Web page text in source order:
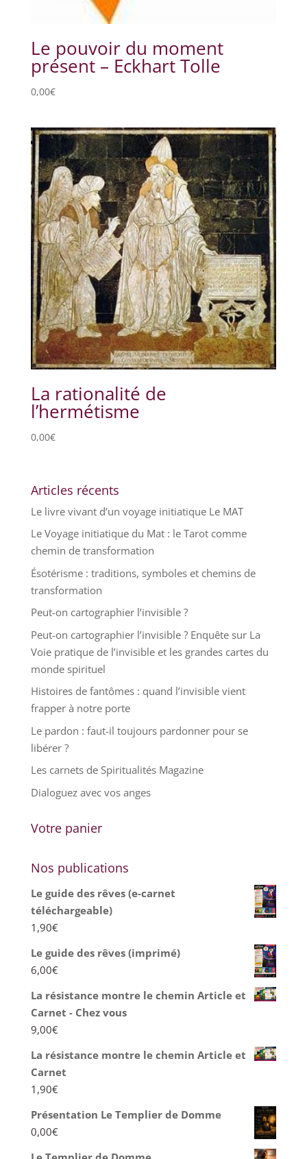
Le pouvoir du moment
présent – Eckhart Tolle
0,00€
La rationalité de
l’hermétisme
0,00€
Articles récents
Le livre vivant d’un voyage initiatique Le MAT
Le Voyage initiatique du Mat : le Tarot comme
chemin de transformation
Ésotérisme : traditions, symboles et chemins de
transformation
Peut-on cartographier l’invisible ?
Peut-on cartographier l’invisible ? Enquête sur La
Voie pratique de l’invisible et les grandes cartes du
monde spirituel
Histoires de fantômes : quand l’invisible vient
frapper à notre porte
Le pardon : faut-il toujours pardonner pour se
libérer ?
Les carnets de Spiritualités Magazine
Dialoguez avec vos anges
Votre panier
Nos publications
Le guide des rêves (e-carnet
téléchargeable)
1,90€
Le guide des rêves (imprimé)
6,00€
La résistance montre le chemin Article et
Carnet - Chez vous
9,00€
La résistance montre le chemin Article et
Carnet
1,90€
Présentation Le Templier de Domme
0,00€